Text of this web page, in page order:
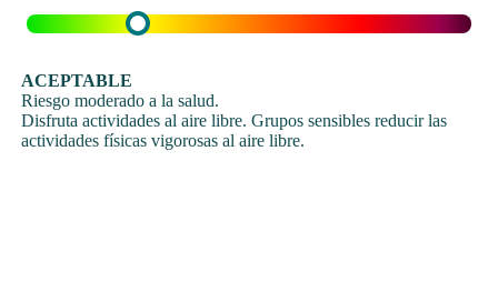
ACEPTABLE
Riesgo moderado a la salud.
Disfruta actividades al aire libre. Grupos sensibles reducir las
actividades físicas vigorosas al aire libre.